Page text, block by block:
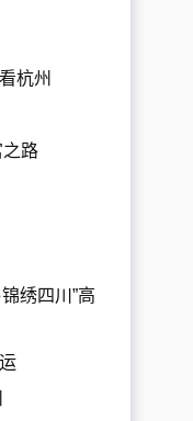
杭州
路
绣四川”高